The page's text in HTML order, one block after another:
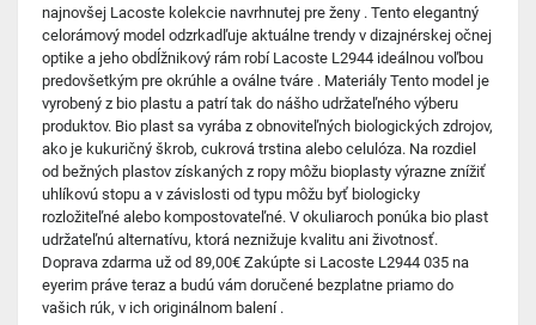
najnovšej Lacoste kolekcie navrhnutej pre ženy . Tento elegantný
celorámový model odzrkadľuje aktuálne trendy v dizajnérskej očnej
optike a jeho obdĺžnikový rám robí Lacoste L2944 ideálnou voľbou
predovšetkým pre okrúhle a oválne tváre . Materiály Tento model je
vyrobený z bio plastu a patrí tak do nášho udržateľného výberu
produktov. Bio plast sa vyrába z obnoviteľných biologických zdrojov,
ako je kukuričný škrob, cukrová trstina alebo celulóza. Na rozdiel
od bežných plastov získaných z ropy môžu bioplasty výrazne znížiť
uhlíkovú stopu a v závislosti od typu môžu byť biologicky
rozložiteľné alebo kompostovateľné. V okuliaroch ponúka bio plast
udržateľnú alternatívu, ktorá neznižuje kvalitu ani životnosť.
Doprava zdarma už od 89,00€ Zakúpte si Lacoste L2944 035 na
eyerim práve teraz a budú vám doručené bezplatne priamo do
vašich rúk, v ich originálnom balení .